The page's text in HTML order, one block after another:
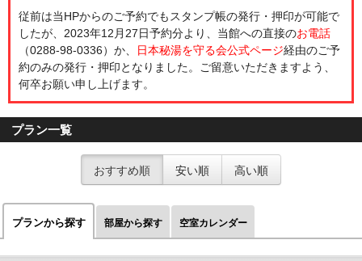
従前は当HPからのご予約でもスタンプ帳の発行・押印が可能で
したが、2023年12月27日予約分より、当館への直接のお電話
（0288-98-0336）か、
日本秘湯を守る会公式ページ経由のご予
約のみの発行・押印となりました。ご留意いただきますよう、
何卒お願い申し上げます。
プラン一覧
おすすめ順 安い順 高い順
プランから探す 部屋から探す 空室カレンダー